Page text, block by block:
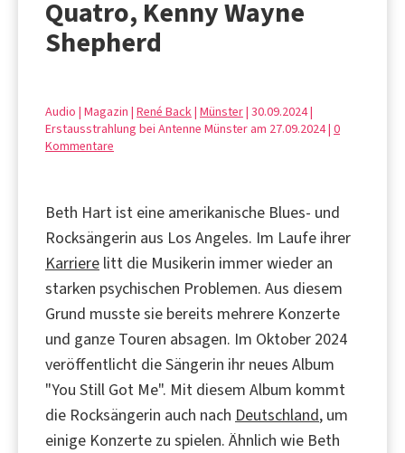
Quatro, Kenny Wayne
Shepherd
Audio | Magazin | René Back| Münster| 30.09.2024 |
Erstausstrahlung bei Antenne Münster am 27.09.2024 | 0
Kommentare
Beth Hart ist eine amerikanische Blues- und
Rocksängerin aus Los Angeles. Im Laufe ihrer
Karriere litt die Musikerin immer wieder an
starken psychischen Problemen. Aus diesem
Grund musste sie bereits mehrere Konzerte
und ganze Touren absagen. Im Oktober 2024
veröffentlicht die Sängerin ihr neues Album
"You Still Got Me". Mit diesem Album kommt
die Rocksängerin auch nach Deutschland, um
einige Konzerte zu spielen. Ähnlich wie Beth